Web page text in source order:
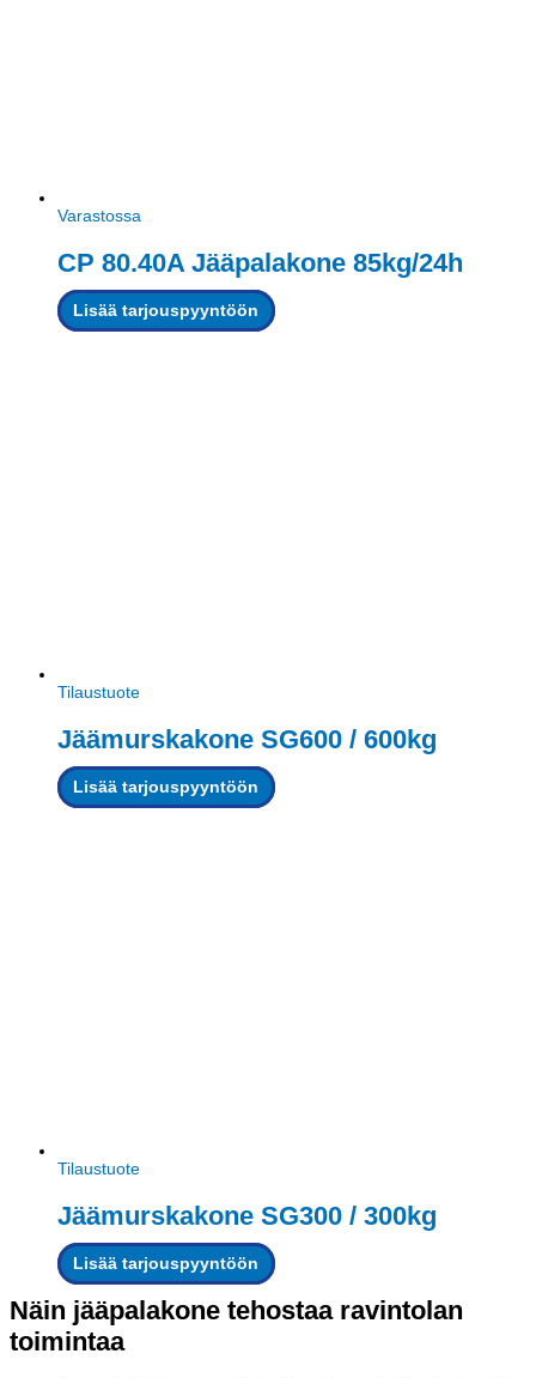
Varastossa
CP 80.40A Jääpalakone 85kg/24h
Lisää tarjouspyyntöön
Tilaustuote
Jäämurskakone SG600 / 600kg
Lisää tarjouspyyntöön
Tilaustuote
Jäämurskakone SG300 / 300kg
Lisää tarjouspyyntöön
Näin jääpalakone tehostaa ravintolan
toimintaa